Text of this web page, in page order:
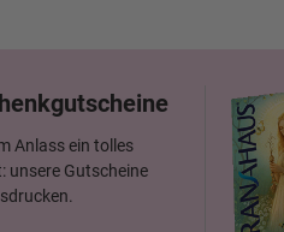
Anlass ein tolles
unsere Gutscheine